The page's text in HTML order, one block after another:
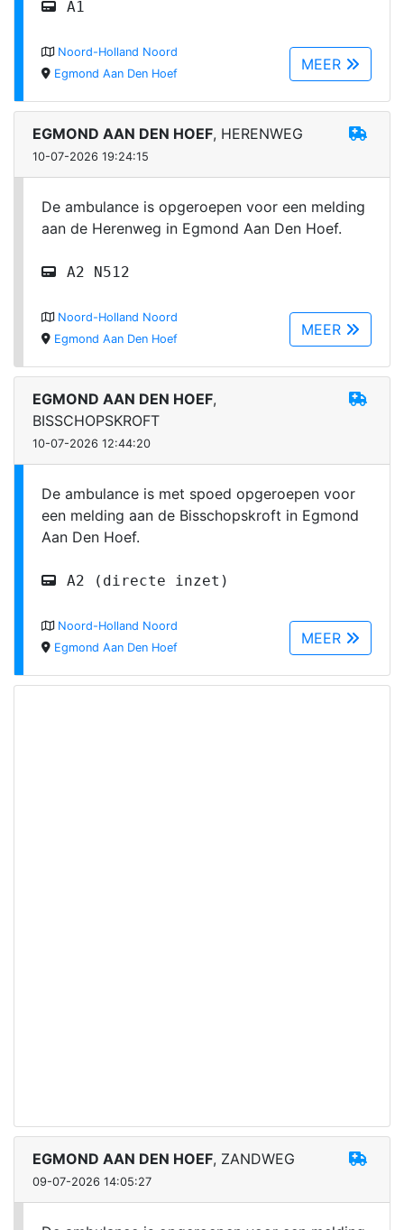
A1
MEER
Noord-Holland Noord
Egmond Aan Den Hoef
EGMOND AAN DEN HOEF, HERENWEG
10-07-2026 19:24:15
De ambulance is opgeroepen voor een melding
aan de Herenweg in Egmond Aan Den Hoef.
A2 N512
MEER
Noord-Holland Noord
Egmond Aan Den Hoef
EGMOND AAN DEN HOEF,
BISSCHOPSKROFT
10-07-2026 12:44:20
De ambulance is met spoed opgeroepen voor
een melding aan de Bisschopskroft in Egmond
Aan Den Hoef.
A2 (directe inzet)
MEER
Noord-Holland Noord
Egmond Aan Den Hoef
EGMOND AAN DEN HOEF, ZANDWEG
09-07-2026 14:05:27